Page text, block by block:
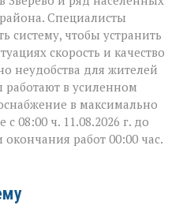
Специалисты
систему, чтобы устранить
скорость и качество
неудобства для жителей
в усиленном
в максимально
08:00 ч. 11.08.2026 г. до
работ 00:00 час.